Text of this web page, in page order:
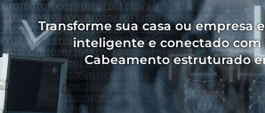
Transforme sua casa ou empresa
inteligente e conectado com
Cabeamento estruturado